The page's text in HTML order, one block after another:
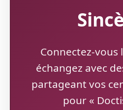
Connectez-
échangez avec
partageant vos
pour «